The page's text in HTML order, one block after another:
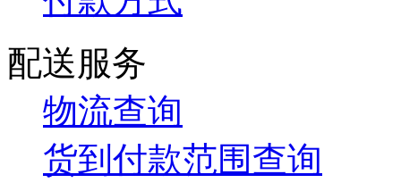
配送服务
物流查询
货到付款范围查询